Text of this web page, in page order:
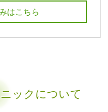
はこちら
ックについて